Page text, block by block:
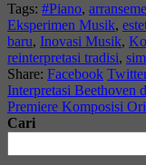
Tags: #Piano,
Eksperimen Musik,
baru, Inovasi Musik,
reinterpretasi tradisi,
Share: Facebook
Interpretasi Beethoven
Premiere Komposisi
Cari